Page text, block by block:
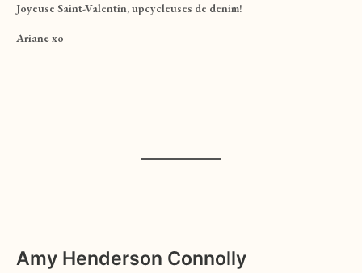
Joyeuse Saint-Valentin, upcycleuses de denim!
Ariane xo
Amy Henderson Connolly